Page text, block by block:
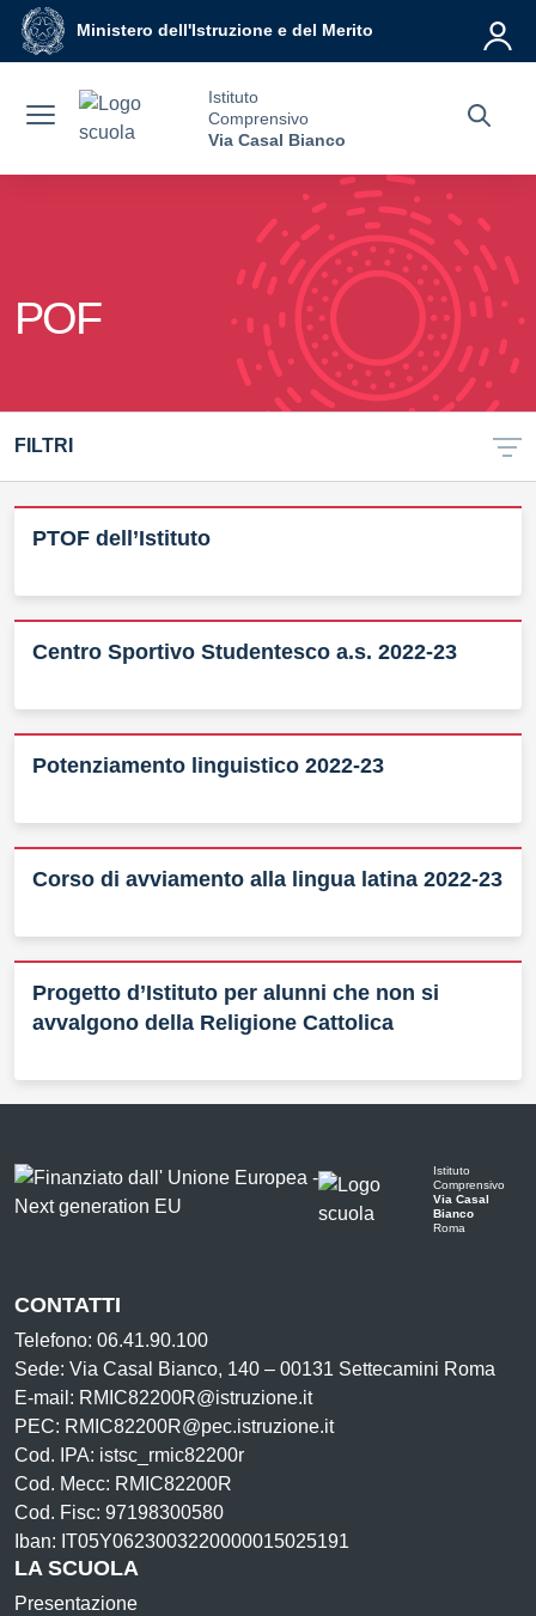
Vai ai contenuti
Vai al menu di navigazione
Vai al footer
Ministero dell'Istruzione e del Merito
Istituto
Comprensivo
Via Casal Bianco
POF
FILTRI
PTOF dell’Istituto
Centro Sportivo Studentesco a.s. 2022-23
Potenziamento linguistico 2022-23
Corso di avviamento alla lingua latina 2022-23
Progetto d’Istituto per alunni che non si
avvalgono della Religione Cattolica
Istituto
Comprensivo
Via Casal
Bianco
Roma
CONTATTI
Telefono: 06.41.90.100
Sede: Via Casal Bianco, 140 – 00131 Settecamini Roma
E-mail: RMIC82200R@istruzione.it
PEC: RMIC82200R@pec.istruzione.it
Cod. IPA: istsc_rmic82200r
Cod. Mecc: RMIC82200R
Cod. Fisc: 97198300580
Iban: IT05Y0623003220000015025191
LA SCUOLA
Presentazione